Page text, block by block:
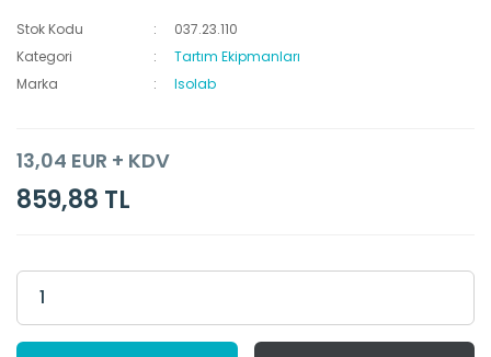
Stok Kodu
037.23.110
Kategori
Tartım Ekipmanları
Marka
Isolab
13,04 EUR + KDV
859,88 TL